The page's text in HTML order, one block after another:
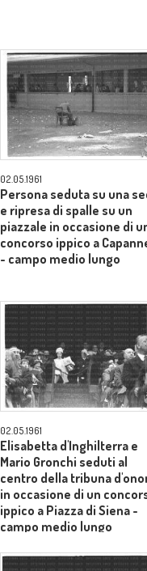
02.05.1961
Persona seduta su una
e ripresa di spalle su un
piazzale in occasione di
concorso ippico a
- campo medio lungo
02.05.1961
Elisabetta d'Inghilterra e
Mario Gronchi seduti al
centro della tribuna
in occasione di un
ippico a Piazza di Siena -
campo medio lungo